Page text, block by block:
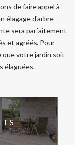
de faire appel à
élagage d'arbre
sera parfaitement
et agréés. Pour
que votre jardin soit
élaguées.